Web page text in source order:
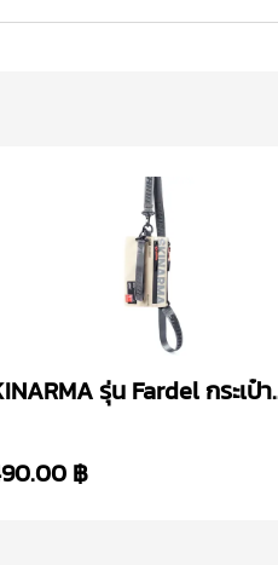
รุ่น Fardel กระเป๋า
฿